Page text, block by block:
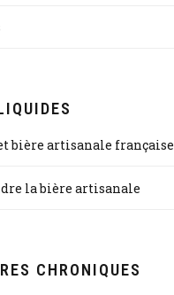
bière artisanale française
la bière artisanale
CHRONIQUES